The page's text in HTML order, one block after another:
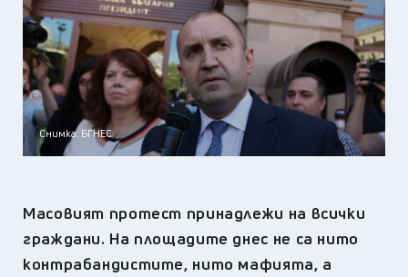
Снимка: БГНЕС
Масовият протест принадлежи на всички
граждани. На площадите днес не са нито
контрабандистите, нито мафията, а